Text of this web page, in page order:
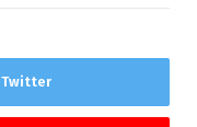
Twitter